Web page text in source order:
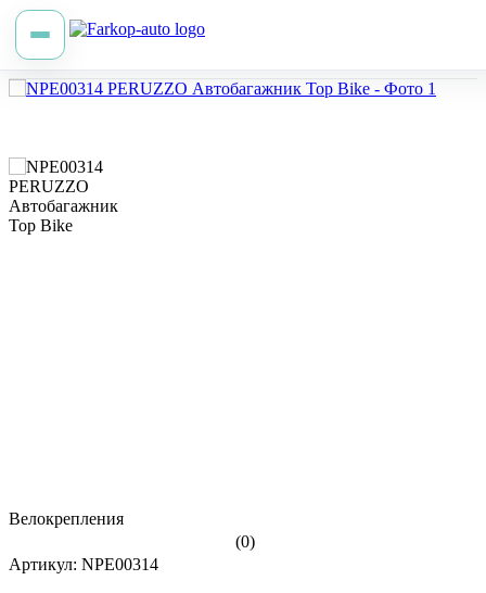
Велокрепления
(0)
Артикул: NPE00314